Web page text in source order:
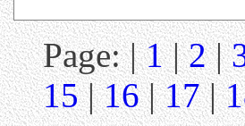
Page: |1|2|
15|16|17|